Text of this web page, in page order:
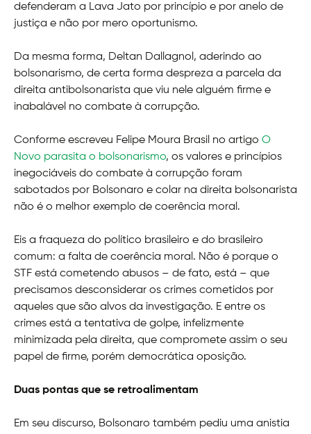
defenderam a Lava Jato por princípio e por anelo de
justiça e não por mero oportunismo.
Da mesma forma, Deltan Dallagnol, aderindo ao
bolsonarismo, de certa forma despreza a parcela da
direita antibolsonarista que viu nele alguém firme e
inabalável no combate à corrupção.
Conforme escreveu Felipe Moura Brasil no artigo O
Novo parasita o bolsonarismo, os valores e princípios
inegociáveis do combate à corrupção foram
sabotados por Bolsonaro e colar na direita bolsonarista
não é o melhor exemplo de coerência moral.
Eis a fraqueza do político brasileiro e do brasileiro
comum: a falta de coerência moral. Não é porque o
STF está cometendo abusos – de fato, está – que
precisamos desconsiderar os crimes cometidos por
aqueles que são alvos da investigação. E entre os
crimes está a tentativa de golpe, infelizmente
minimizada pela direita, que compromete assim o seu
papel de firme, porém democrática oposição.
Duas pontas que se retroalimentam
Em seu discurso, Bolsonaro também pediu uma anistia